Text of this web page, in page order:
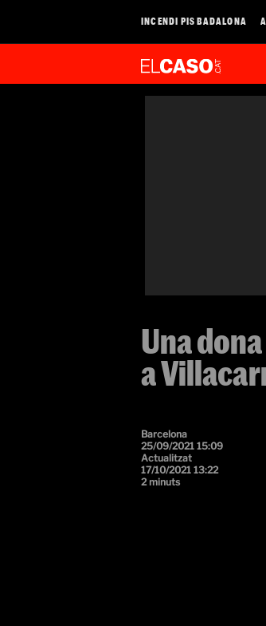
INCENDI PIS BADALONA
Una
a
Barcelona
25/09/2021 15:09
Actualitzat
17/10/2021 13:22
2 minuts